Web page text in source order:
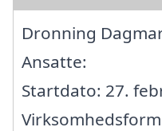
Dronning
Ansatte:
Startdato: 27.